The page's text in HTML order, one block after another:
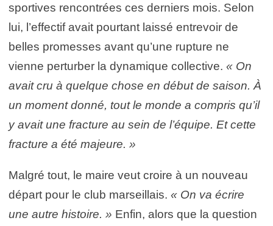
sportives rencontrées ces derniers mois. Selon
lui, l’effectif avait pourtant laissé entrevoir de
belles promesses avant qu’une rupture ne
vienne perturber la dynamique collective. « On
avait cru à quelque chose en début de saison. À
un moment donné, tout le monde a compris qu’il
y avait une fracture au sein de l’équipe. Et cette
fracture a été majeure. »
Malgré tout, le maire veut croire à un nouveau
départ pour le club marseillais. « On va écrire
une autre histoire. » Enfin, alors que la question